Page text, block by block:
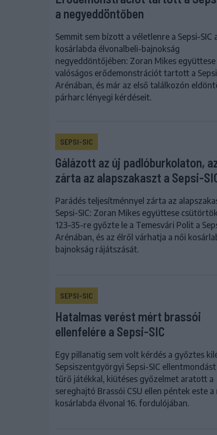
a negyeddöntőben
Semmit sem bízott a véletlenre a Sepsi-SIC
kosárlabda élvonalbeli-bajnokság
negyeddöntőjében: Zoran Mikes együttese
valóságos erődemonstrációt tartott a Sepsi
Arénában, és már az első találkozón
párharc lényegi kérdéseit.
SEPSI-SIC
Gálázott az új padlóburkolaton,
zárta az alapszakaszt a Sepsi-
Parádés teljesítménnyel zárta az
Sepsi-SIC: Zoran Mikes együttese
123–35-re győzte le a Temesvári Polit a
Arénában, és az élről várhatja a női
bajnokság rájátszását.
SEPSI-SIC
Hatalmas verést mért brassói
ellenfelére a Sepsi-SIC
Egy pillanatig sem volt kérdés a győztes
Sepsiszentgyörgyi Sepsi-SIC
tűrő játékkal, kiütéses győzelmet aratott a
sereghajtó Brassói CSU ellen péntek este a
kosárlabda élvonal 16. fordulójában.